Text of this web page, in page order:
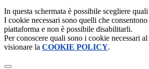
In questa schermata è possibile scegliere
I cookie necessari sono quelli che
piattaforma e non è possibile disabilitarli.
Per conoscere quali sono i cookie necessari
visionare la COOKIE POLICY.